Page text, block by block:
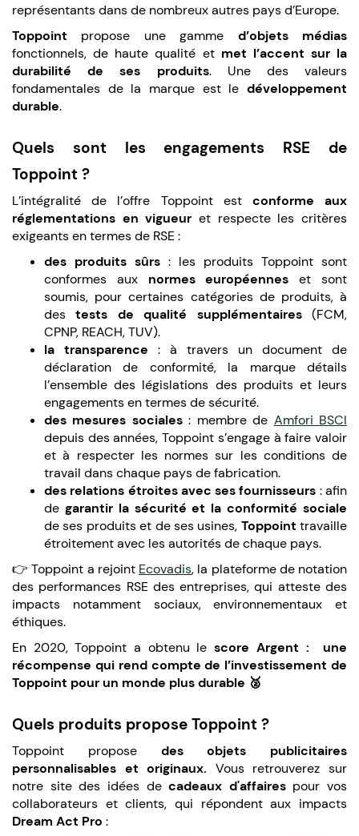
représentants dans de nombreux autres pays d’Europe.
Toppoint propose une gamme d’objets médias
fonctionnels, de haute qualité et met l’accent sur la
durabilité de ses produits. Une des valeurs
fondamentales de la marque est le développement
durable.
Quels sont les engagements RSE de
Toppoint ?
L’intégralité de l’offre Toppoint est conforme aux
réglementations en vigueur et respecte les critères
exigeants en termes de RSE :
des produits sûrs : les produits Toppoint sont
conformes aux normes européennes et sont
soumis, pour certaines catégories de produits, à
destests de qualité supplémentaires(FCM,
CPNP, REACH, TUV).
la transparence : à travers un document de
déclaration de conformité, la marque détails
l’ensemble des législations des produits et leurs
engagements en termes de sécurité.
des mesures sociales: membre de Amfori BSCI
depuis des années, Toppoint s’engage à faire valoir
et à respecter les normes sur les conditions de
travail dans chaque pays de fabrication.
des relations étroites avec ses fournisseurs : afin
de garantir la sécurité et la conformité sociale
de ses produits et de ses usines, Toppoint travaille
étroitement avec les autorités de chaque pays.
👉 Toppoint a rejoint Ecovadis, la plateforme de notation
des performances RSE des entreprises, qui atteste des
impacts notamment sociaux, environnementaux et
éthiques.
En 2020, Toppoint a obtenu lescore Argent : une
récompense qui rend compte de l’investissement de
Toppoint pour un monde plus durable 🥈
Quels produits propose Toppoint ?
Toppoint propose des objets publicitaires
personnalisables et originaux. Vous retrouverez sur
notre site des idées decadeaux d'affairespour vos
collaborateurs et clients, qui répondent aux impacts
Dream Act Pro :